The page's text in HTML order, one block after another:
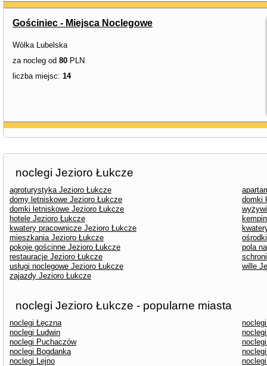
Gościniec - Miejsca Noclegowe
Wólka Lubelska
za nocleg od 80 PLN
liczba miejsc: 14
noclegi Jezioro Łukcze
agroturystyka Jezioro Łukcze
domy letniskowe Jezioro Łukcze
domki
domki letniskowe Jezioro Łukcze
hotele Jezioro Łukcze
kwatery pracownicze Jezioro Łukcze
mieszkania Jezioro Łukcze
pokoje gościnne Jezioro Łukcze
pola
restauracje Jezioro Łukcze
usługi noclegowe Jezioro Łukcze
wille
zajazdy Jezioro Łukcze
noclegi Jezioro Łukcze - popularne miasta
noclegi Łęczna
noclegi Ludwin
noclegi Puchaczów
noclegi Bogdanka
noclegi Lejno